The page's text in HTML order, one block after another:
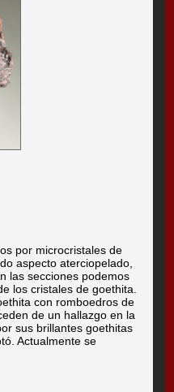
por microcristales de
aspecto aterciopelado,
las secciones podemos
los cristales de goethita.
con romboedros de
de un hallazgo en la
sus brillantes goethitas
Actualmente se